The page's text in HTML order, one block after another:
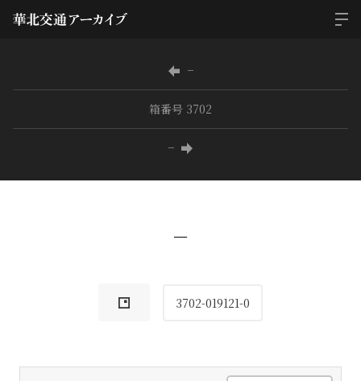
−
箱番号 3702
−
−
3702-019121-0